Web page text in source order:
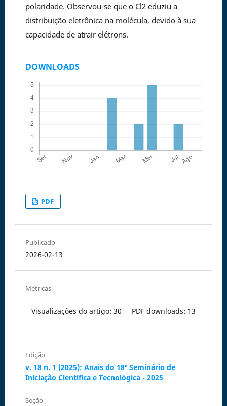
polaridade. Observou-se que o Cl2 eduziu a
distribuição eletrônica na molécula, devido à sua
capacidade de atrair elétrons.
DOWNLOADS
PDF
Publicado
2026-02-13
Métricas
Visualizações do artigo: 30 PDF downloads: 13
Edição
v. 18 n. 1 (2025): Anais do 18º Seminário de
Iniciação Científica e Tecnológica - 2025
Seção